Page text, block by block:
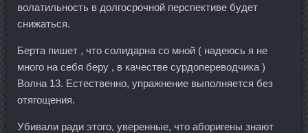
волатильность в долгосрочной перспективе будет
снижаться.
Берта пишет , что солидарна со мной ( надеюсь я не
много на себя беру , в качестве сурдопереводчика )
Волна 13. Естественно, упражнение выполняется без
отягощения.
Убивали ради этого, уверенные, что аборигены знают